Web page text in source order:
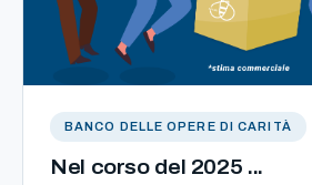
BANCO DELLE OPERE DI CARITÀ
Nel corso del 2025 ...